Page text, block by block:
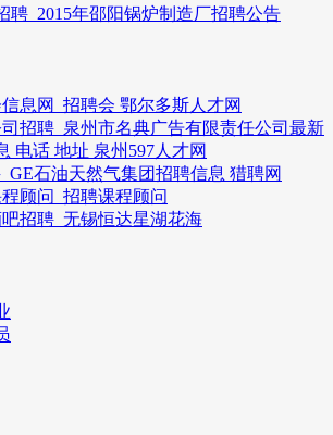
聘_2015年邵阳锅炉制造厂招聘公告
息网_招聘会 鄂尔多斯人才网
招聘_泉州市名典广告有限责任公司最新
电话 地址 泉州597人才网
石油天然气集团招聘信息 猎聘网
顾问_招聘课程顾问
招聘_无锡恒达星湖花海